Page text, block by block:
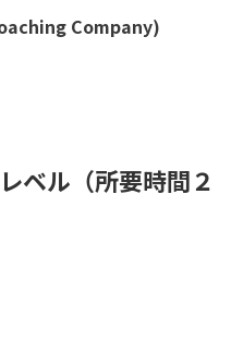
Company)
ベル（所要時間２